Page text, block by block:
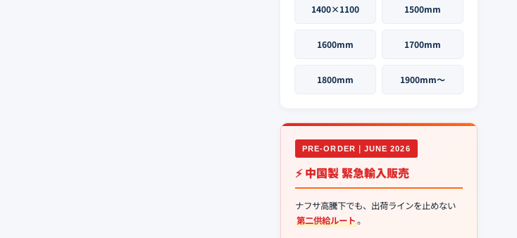
1400×1100 1500mm
1600mm 1700mm
1800mm 1900mm〜
PRE-ORDER｜JUNE 2026
⚡ 中国製 緊急輸入販売
ナフサ高騰下でも、出荷ラインを止めない
第二供給ルート。